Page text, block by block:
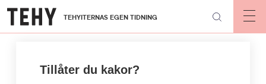
Hoppa
till
huvudinnehåll
TEHYITERNAS EGEN TIDNING
Tillåter du kakor?